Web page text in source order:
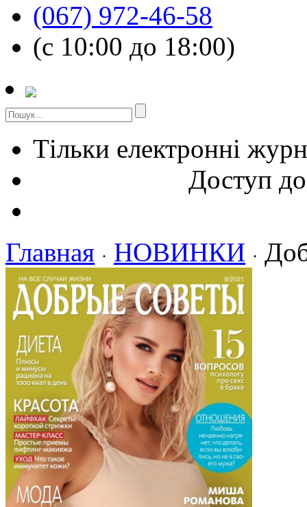
(067) 972-46-58
(с 10:00 до 18:00)
Тільки електронні
Доступ
Главная · НОВИНКИ ·